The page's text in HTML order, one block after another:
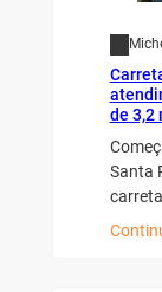
de 3,2
Santa